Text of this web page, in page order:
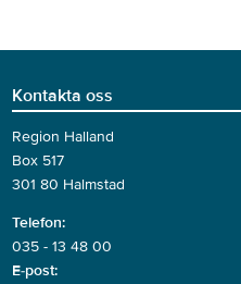
Kontakta oss
Region Halland
Box 517
301 80 Halmstad
Telefon:
035 - 13 48 00
E-post: